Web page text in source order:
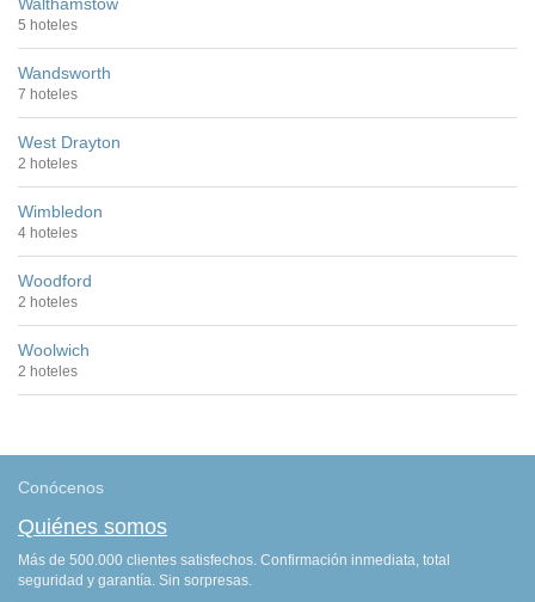
Walthamstow
5 hoteles
Wandsworth
7 hoteles
West Drayton
2 hoteles
Wimbledon
4 hoteles
Woodford
2 hoteles
Woolwich
2 hoteles
Conócenos
Quiénes somos
Más de 500.000 clientes satisfechos. Confirmación inmediata, total
seguridad y garantía. Sin sorpresas.